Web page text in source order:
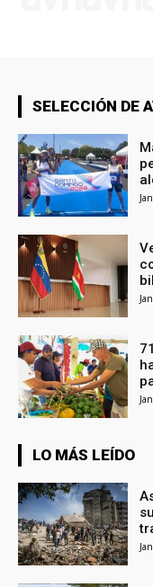
SELECCIÓN DE
LO MÁS LEÍDO